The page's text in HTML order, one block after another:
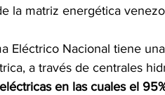
la matriz energética
Eléctrico Nacional tiene
a través de centrales
en las cuales el